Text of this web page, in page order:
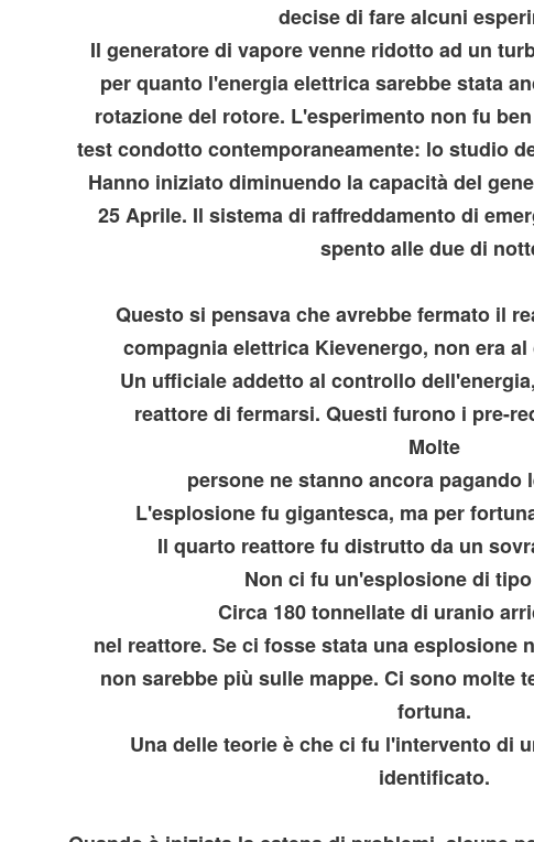
vaccini.
- Tutto quello che c'è da sapere
proprietà
- Inquinamento
decise di fare alcuni
Il generatore di vapore venne ridotto ad un
per quanto l'energia elettrica sarebbe stata
rotazione del rotore. L'esperimento non fu
test condotto contemporaneamente: lo studio
Hanno iniziato diminuendo la capacità del
25 Aprile. Il sistema di raffreddamento di
spento alle due di
Questo si pensava che avrebbe fermato il
compagnia elettrica Kievenergo, non era
Un ufficiale addetto al controllo
reattore di fermarsi. Questi furono i pre-
Molte
persone ne stanno ancora pagando
L'esplosione fu gigantesca, ma per
Il quarto reattore fu distrutto da un
Non ci fu un'esplosione di
Circa 180 tonnellate di uranio
nel reattore. Se ci fosse stata una esplosione
non sarebbe più sulle mappe. Ci sono molte
fortuna.
Una delle teorie è che ci fu l'intervento di
identificato.